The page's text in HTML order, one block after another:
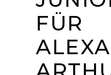
FÜR